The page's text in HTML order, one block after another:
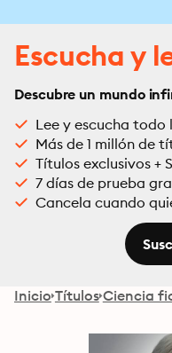
Escucha y
Descubre un mundo
Lee y escucha todo
Más de 1 millón de
Títulos exclusivos +
7 días de prueba
Cancela cuando
Inicio Títulos Ciencia